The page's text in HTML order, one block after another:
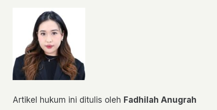
Artikel hukum ini ditulis oleh Fadhilah Anugrah